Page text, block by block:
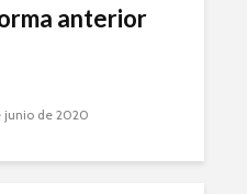
anterior
junio de 2020